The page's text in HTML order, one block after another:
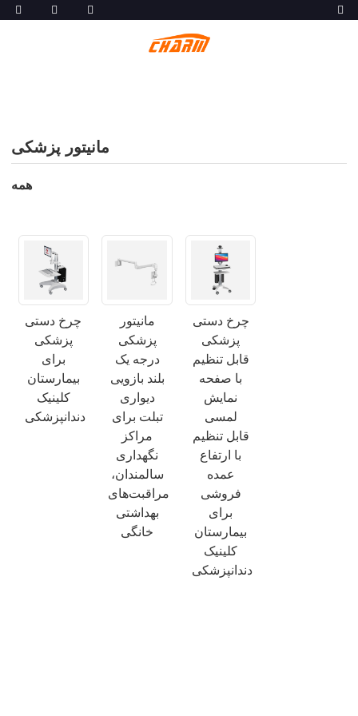
مانیتور پزشکی
همه
چرخ دستی
پزشکی
برای
بیمارستان
کلینیک
دندانپزشکی
مانیتور
پزشکی
درجه یک
بلند بازویی
دیواری
تبلت برای
مراکز
نگهداری
سالمندان،
مراقبت‌های
بهداشتی
خانگی
چرخ دستی
پزشکی
قابل تنظیم
با صفحه
نمایش
لمسی
قابل تنظیم
با ارتفاع
عمده
فروشی
برای
بیمارستان
کلینیک
دندانپزشکی